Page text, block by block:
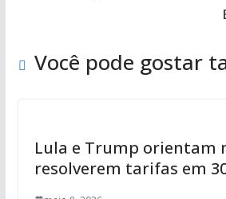
Você pode gostar
Lula e Trump orientam
resolverem tarifas em